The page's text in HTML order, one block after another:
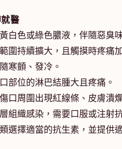
醫
白色或綠色膿液，伴隨惡臭
圍持續擴大，且觸摸時疼痛
寒顫、發冷。
部位的淋巴結腫大且疼痛。
口周圍出現紅線條、皮膚潰
組織感染，需要口服或注射
選擇適當的抗生素，並提供